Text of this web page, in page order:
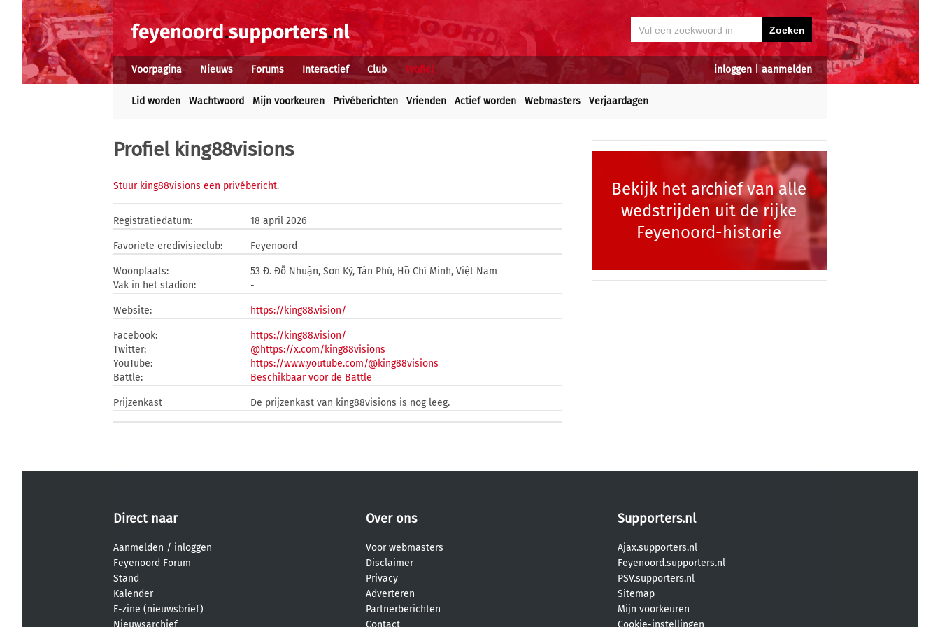
inloggen aanmelden
Voorpagina Nieuws Forums Interactief Club Profiel
Lid worden Wachtwoord Mijn voorkeuren Privéberichten Vrienden Actief worden Webmasters Verjaardagen
Profiel king88visions
Stuur king88visions een privébericht.
Registratiedatum: 18 april 2026
Favoriete eredivisieclub: Feyenoord
Woonplaats:
53 Đ. Đỗ Nhuận, Sơn Kỳ, Tân Phú, Hồ Chí Minh, Việt Nam
Vak in het stadion:
-
Website: https://king88.vision/
Facebook:
https://king88.vision/
Twitter:
@https://x.com/king88visions
YouTube:
https://www.youtube.com/@king88visions
Battle:
Beschikbaar voor de Battle
Prijzenkast De prijzenkast van king88visions is nog leeg.
Bekijk het archief van alle
wedstrijden uit de rijke
Feyenoord-historie
Direct naar
Aanmelden / inloggen
Feyenoord Forum
Stand
Kalender
E-zine (nieuwsbrief)
Nieuwsarchief
Over ons
Voor webmasters
Disclaimer
Privacy
Adverteren
Partnerberichten
Contact
Supporters.nl
Ajax.supporters.nl
Feyenoord.supporters.nl
PSV.supporters.nl
Sitemap
Mijn voorkeuren
Cookie-instellingen